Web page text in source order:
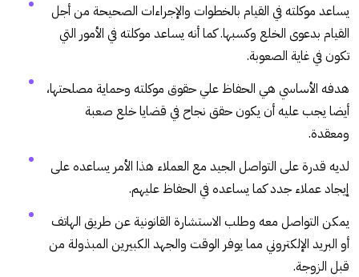
يساعد موكلته في القيام بالخطوات والإجراءات الصحيحة من أجل
القيام بدعوى الخلع وكسبها. كما أنه يساعد موكلته في الأمور التي
تكون في غاية الصعوبة.
هدفه الأساسي هي الحفاظ علي حقوق موكلته وحماية مصلحتها،
أيضا يجب عليه أن يكون حقق نجاح في قضايا خلع صعبة
ومعقدة.
لديه قدرة على التواصل الجيد مع العملاء هذا الأمر يساعده على
إيجاد عملاء جدد كما يساعده في الحفاظ عليهم.
يمكن التواصل معه وطلب الاستشارة القانونية عن طريق الهاتف
أو البريد الإلكتروني مما يوفر الوقت والجهد الكبيرين المبذولة من
قبل الزوجة.